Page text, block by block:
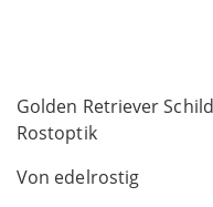
Golden Retriever
Rostoptik
Von edelrostig
gallery
to
the
of